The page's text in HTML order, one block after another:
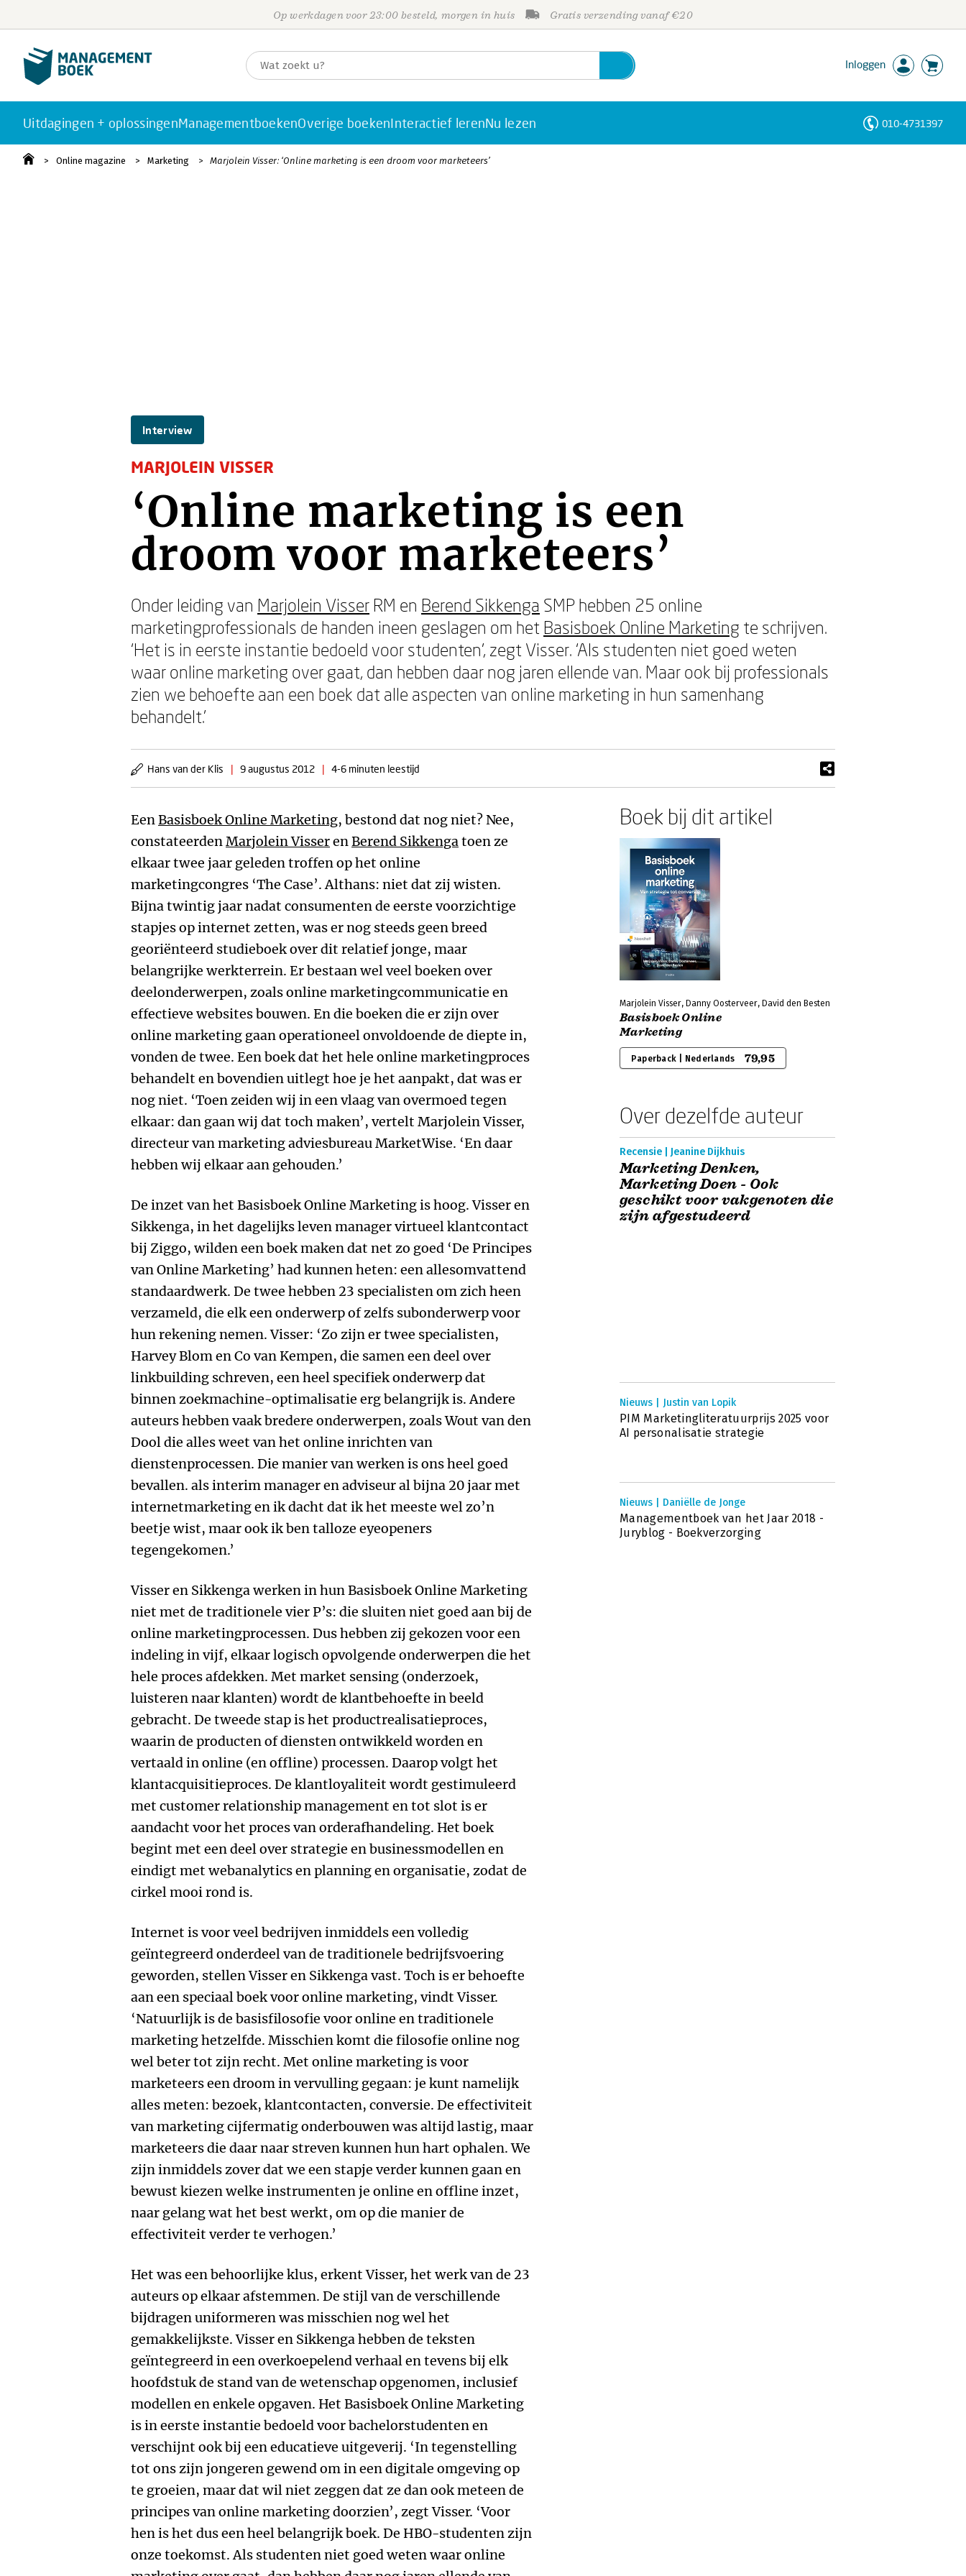
Op werkdagen voor 23:00 besteld, morgen in huis Gratis verzending vanaf €20
Inloggen
Uitdagingen + oplossingenManagementboekenOverige boekenInteractief lerenNu lezen 010-4731397
Online magazine Marketing Marjolein Visser: ‘Online marketing is een droom voor marketeers’
Interview
MARJOLEIN VISSER
‘Online marketing is een
droom voor marketeers’
Onder leiding van Marjolein Visser RM en Berend Sikkenga SMP hebben 25 online
marketingprofessionals de handen ineen geslagen om het Basisboek Online Marketing te schrijven.
‘Het is in eerste instantie bedoeld voor studenten’, zegt Visser. ‘Als studenten niet goed weten
waar online marketing over gaat, dan hebben daar nog jaren ellende van. Maar ook bij professionals
zien we behoefte aan een boek dat alle aspecten van online marketing in hun samenhang
behandelt.’
Hans van der Klis | 9 augustus 2012 | 4-6 minuten leestijd
EenBasisboek Online Marketing, bestond dat nog niet? Nee,
constateerdenMarjolein VisserenBerend Sikkengatoen ze
elkaar twee jaar geleden troffen op het online
marketingcongres ‘The Case’. Althans: niet dat zij wisten.
Bijna twintig jaar nadat consumenten de eerste voorzichtige
stapjes op internet zetten, was er nog steeds geen breed
georiënteerd studieboek over dit relatief jonge, maar
belangrijke werkterrein. Er bestaan wel veel boeken over
deelonderwerpen, zoals online marketingcommunicatie en
effectieve websites bouwen. En die boeken die er zijn over
online marketing gaan operationeel onvoldoende de diepte in,
vonden de twee. Een boek dat het hele online marketingproces
behandelt en bovendien uitlegt hoe je het aanpakt, dat was er
nog niet. ‘Toen zeiden wij in een vlaag van overmoed tegen
elkaar: dan gaan wij dat toch maken’, vertelt Marjolein Visser,
directeur van marketing adviesbureau MarketWise. ‘En daar
hebben wij elkaar aan gehouden.’
De inzet van het Basisboek Online Marketing is hoog. Visser en
Sikkenga, in het dagelijks leven manager virtueel klantcontact
bij Ziggo, wilden een boek maken dat net zo goed ‘De Principes
van Online Marketing’ had kunnen heten: een allesomvattend
standaardwerk. De twee hebben 23 specialisten om zich heen
verzameld, die elk een onderwerp of zelfs subonderwerp voor
hun rekening nemen. Visser: ‘Zo zijn er twee specialisten,
Harvey Blom en Co van Kempen, die samen een deel over
linkbuilding schreven, een heel specifiek onderwerp dat
binnen zoekmachine-optimalisatie erg belangrijk is. Andere
auteurs hebben vaak bredere onderwerpen, zoals Wout van den
Dool die alles weet van het online inrichten van
dienstenprocessen. Die manier van werken is ons heel goed
bevallen. als interim manager en adviseur al bijna 20 jaar met
internetmarketing en ik dacht dat ik het meeste wel zo’n
beetje wist, maar ook ik ben talloze eyeopeners
tegengekomen.’
Visser en Sikkenga werken in hun Basisboek Online Marketing
niet met de traditionele vier P’s: die sluiten niet goed aan bij de
online marketingprocessen. Dus hebben zij gekozen voor een
indeling in vijf, elkaar logisch opvolgende onderwerpen die het
hele proces afdekken. Met market sensing (onderzoek,
luisteren naar klanten) wordt de klantbehoefte in beeld
gebracht. De tweede stap is het productrealisatieproces,
waarin de producten of diensten ontwikkeld worden en
vertaald in online (en offline) processen. Daarop volgt het
klantacquisitieproces. De klantloyaliteit wordt gestimuleerd
met customer relationship management en tot slot is er
aandacht voor het proces van orderafhandeling. Het boek
begint met een deel over strategie en businessmodellen en
eindigt met webanalytics en planning en organisatie, zodat de
cirkel mooi rond is.
Internet is voor veel bedrijven inmiddels een volledig
geïntegreerd onderdeel van de traditionele bedrijfsvoering
geworden, stellen Visser en Sikkenga vast. Toch is er behoefte
aan een speciaal boek voor online marketing, vindt Visser.
‘Natuurlijk is de basisfilosofie voor online en traditionele
marketing hetzelfde. Misschien komt die filosofie online nog
wel beter tot zijn recht. Met online marketing is voor
marketeers een droom in vervulling gegaan: je kunt namelijk
alles meten: bezoek, klantcontacten, conversie. De effectiviteit
van marketing cijfermatig onderbouwen was altijd lastig, maar
marketeers die daar naar streven kunnen hun hart ophalen. We
zijn inmiddels zover dat we een stapje verder kunnen gaan en
bewust kiezen welke instrumenten je online en offline inzet,
naar gelang wat het best werkt, om op die manier de
effectiviteit verder te verhogen.’
Het was een behoorlijke klus, erkent Visser, het werk van de 23
auteurs op elkaar afstemmen. De stijl van de verschillende
bijdragen uniformeren was misschien nog wel het
gemakkelijkste. Visser en Sikkenga hebben de teksten
geïntegreerd in een overkoepelend verhaal en tevens bij elk
hoofdstuk de stand van de wetenschap opgenomen, inclusief
modellen en enkele opgaven. Het Basisboek Online Marketing
is in eerste instantie bedoeld voor bachelorstudenten en
verschijnt ook bij een educatieve uitgeverij. ‘In tegenstelling
tot ons zijn jongeren gewend om in een digitale omgeving op
te groeien, maar dat wil niet zeggen dat ze dan ook meteen de
principes van online marketing doorzien’, zegt Visser. ‘Voor
hen is het dus een heel belangrijk boek. De HBO-studenten zijn
onze toekomst. Als studenten niet goed weten waar online
Boek bij dit artikel
Marjolein Visser, Danny Oosterveer, David den Besten
Basisboek Online
Marketing
Paperback | Nederlands 79,95
Over dezelfde auteur
Recensie | Jeanine Dijkhuis
Marketing Denken,
Marketing Doen - Ook
geschikt voor vakgenoten die
zijn afgestudeerd
Nieuws | Justin van Lopik
PIM Marketingliteratuurprijs 2025 voor
AI personalisatie strategie
Nieuws | Daniëlle de Jonge
Managementboek van het Jaar 2018 -
Juryblog - Boekverzorging
Personen